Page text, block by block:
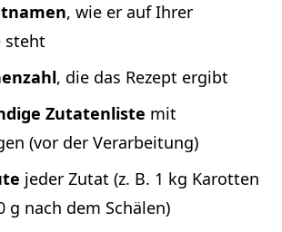
, wie er auf Ihrer
steht
, die das Rezept ergibt
Zutatenliste mit
(vor der Verarbeitung)
jeder Zutat (z. B. 1 kg Karotten
g nach dem Schälen)